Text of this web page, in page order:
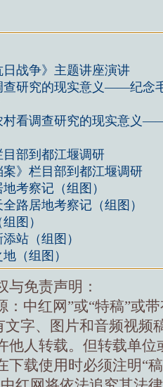
战争》主题讲座演讲
查研究的现实意义——纪念
村看调查研究的现实意义
部到都江堰调研
》栏目部到都江堰调研
考察记（组图）
路居地考察记（组图）
图）
站（组图）
（组图）
与免责声明：
：中红网”或“特稿”或
文字、图片和音频视频
他人转载。但转载单位
下载使用时必须注明“